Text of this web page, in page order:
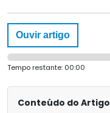
Ouvir artigo
Tempo restante: 00:00
Conteúdo do Artigo